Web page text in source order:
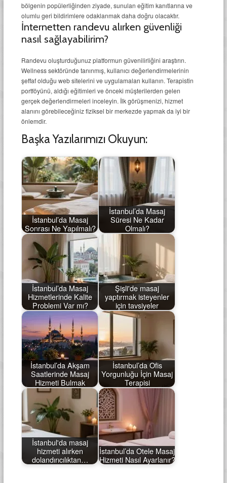
bölgenin popülerliğinden ziyade, sunulan eğitim kanıtlarına ve
olumlu geri bildirimlere odaklanmak daha doğru olacaktır.
İnternetten randevu alırken güvenliği
nasıl sağlayabilirim?
Randevu oluşturduğunuz platformun güvenilirliğini araştırın.
Wellness sektöründe tanınmış, kullanıcı değerlendirmelerinin
şeffaf olduğu web sitelerini ve uygulamaları kullanın. Terapistin
portföyünü, aldığı eğitimleri ve önceki müşterilerden gelen
gerçek değerlendirmeleri inceleyin. İlk görüşmenizi, hizmet
alanını görebileceğiniz fiziksel bir merkezde yapmak da iyi bir
önlemdir.
Başka Yazılarımızı Okuyun:
İstanbul’da Masaj
Sonrası Ne Yapılmalı?
İstanbul’da Masaj
Süresi Ne Kadar
Olmalı?
İstanbul’da Masaj
Hizmetlerinde Kalite
Problemi Var mı?
Şişli'de masaj
yaptırmak isteyenler
için tavsiyeler
İstanbul’da Akşam
Saatlerinde Masaj
Hizmeti Bulmak
İstanbul’da Ofis
Yorgunluğu İçin Masaj
Terapisi
İstanbul'da masaj
hizmeti alırken
dolandırıcılıktan…
İstanbul’da Otele Masaj
Hizmeti Nasıl Ayarlanır?